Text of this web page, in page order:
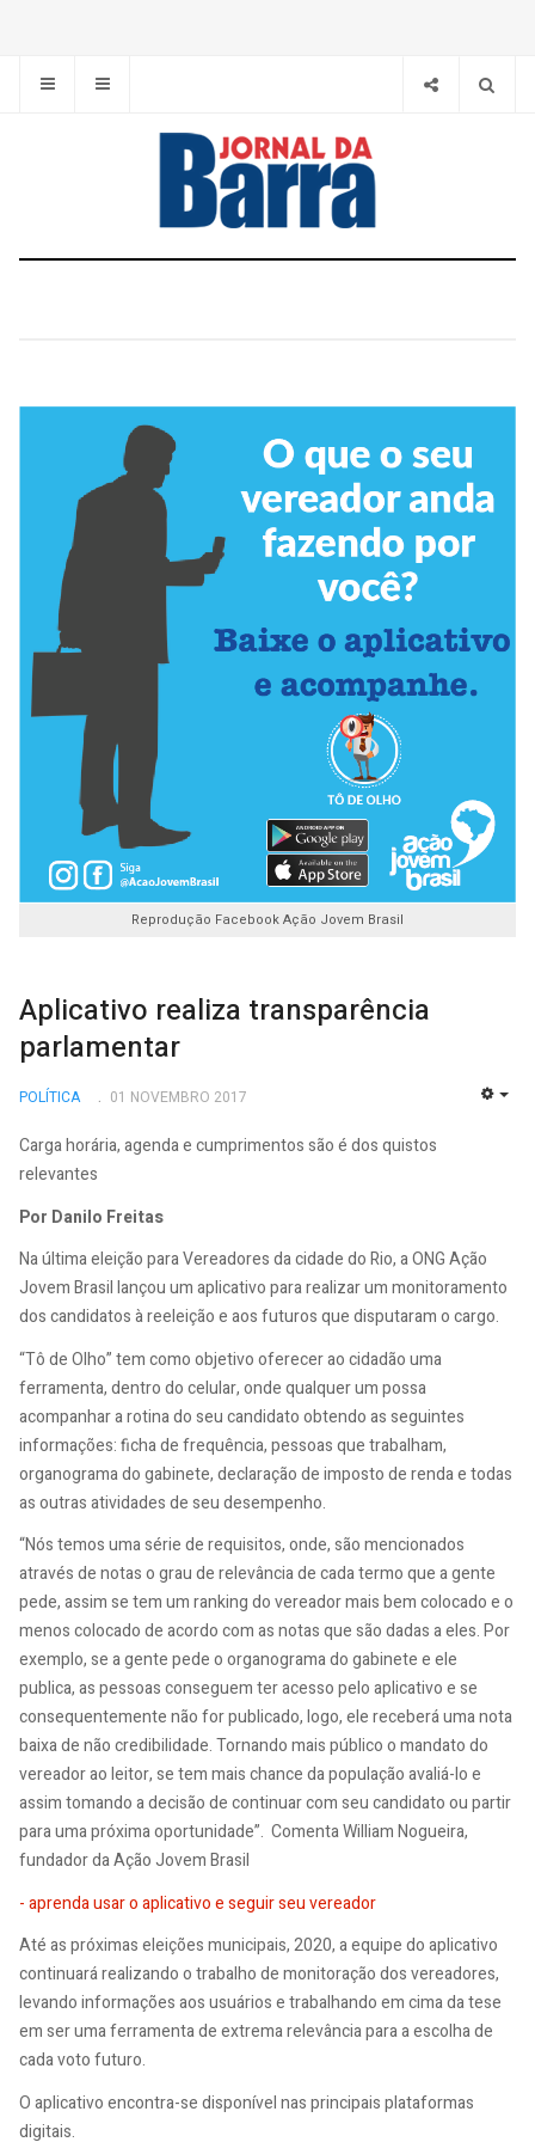
Reprodução Facebook Ação Jovem Brasil
Aplicativo realiza transparência
parlamentar
POLÍTICA 01 NOVEMBRO 2017
Carga horária, agenda e cumprimentos são é dos quistos
relevantes
Por Danilo Freitas
Na última eleição para Vereadores da cidade do Rio, a ONG Ação
Jovem Brasil lançou um aplicativo para realizar um monitoramento
dos candidatos à reeleição e aos futuros que disputaram o cargo.
“Tô de Olho” tem como objetivo oferecer ao cidadão uma
ferramenta, dentro do celular, onde qualquer um possa
acompanhar a rotina do seu candidato obtendo as seguintes
informações: ficha de frequência, pessoas que trabalham,
organograma do gabinete, declaração de imposto de renda e todas
as outras atividades de seu desempenho.
“Nós temos uma série de requisitos, onde, são mencionados
através de notas o grau de relevância de cada termo que a gente
pede, assim se tem um ranking do vereador mais bem colocado e o
menos colocado de acordo com as notas que são dadas a eles. Por
exemplo, se a gente pede o organograma do gabinete e ele
publica, as pessoas conseguem ter acesso pelo aplicativo e se
consequentemente não for publicado, logo, ele receberá uma nota
baixa de não credibilidade. Tornando mais público o mandato do
vereador ao leitor, se tem mais chance da população avaliá-lo e
assim tomando a decisão de continuar com seu candidato ou partir
para uma próxima oportunidade”. Comenta William Nogueira,
fundador da Ação Jovem Brasil
- aprenda usar o aplicativo e seguir seu vereador
Até as próximas eleições municipais, 2020, a equipe do aplicativo
continuará realizando o trabalho de monitoração dos vereadores,
levando informações aos usuários e trabalhando em cima da tese
em ser uma ferramenta de extrema relevância para a escolha de
cada voto futuro.
O aplicativo encontra-se disponível nas principais plataformas
digitais.